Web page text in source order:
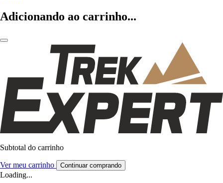
Adicionando ao carrinho...
Subtotal do carrinho
Ver meu carrinho Continuar comprando
Loading...